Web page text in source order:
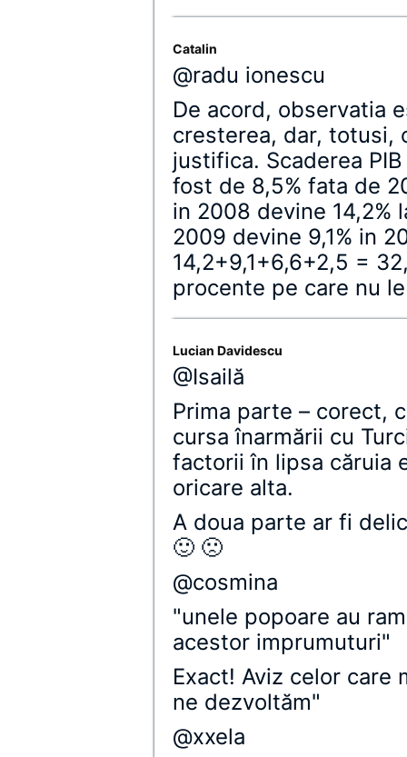
Catalin
@radu ionescu
De acord, observatia
cresterea, dar, totusi,
justifica. Scaderea
fost de 8,5% fata de
in 2008 devine 14,2%
2009 devine 9,1% in
14,2+9,1+6,6+2,5 =
procente pe care nu
Lucian Davidescu
@Isailă
Prima parte – corect,
cursa înarmării cu
factorii în lipsa căruia
oricare alta.
A doua parte ar fi
🙂 🙁
@cosmina
"unele popoare au
acestor imprumuturi"
Exact! Aviz celor care
ne dezvoltăm"
@xxela